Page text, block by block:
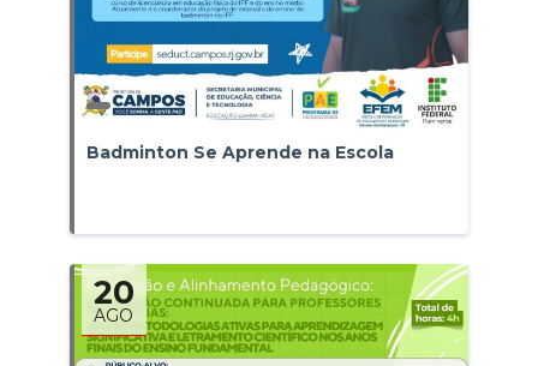
Badminton Se Aprende na Escola
20
AGO